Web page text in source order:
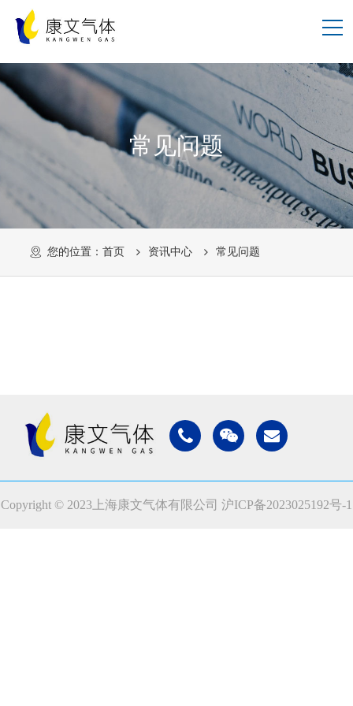
常见问题
QA
您的位置： 首页 资讯中心 常见问题
Copyright © 2023上海康文气体有限公司 沪ICP备2023025192号-1